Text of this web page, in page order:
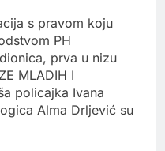
s pravom koju
PH
prva u nizu
MLADIH I
policajka Ivana
Alma Drljević su